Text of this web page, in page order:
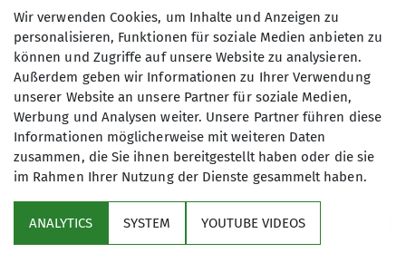
Anke Rasche
Erweiterter Vorstand | Ressort Verwaltung
+49 208 69696 36
geschaeftsstelle@alpenverein-
muelheim.de
Wir verwenden Cookies, um Inhalte und Anzeigen zu
personalisieren, Funktionen für soziale Medien anbieten zu
können und Zugriffe auf unsere Website zu analysieren.
Außerdem geben wir Informationen zu Ihrer Verwendung
unserer Website an unsere Partner für soziale Medien,
Werbung und Analysen weiter. Unsere Partner führen diese
Informationen möglicherweise mit weiteren Daten
zusammen, die Sie ihnen bereitgestellt haben oder die sie
im Rahmen Ihrer Nutzung der Dienste gesammelt haben.
ANALYTICS SYSTEM YOUTUBE VIDEOS